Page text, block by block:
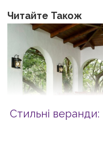
Читайте Також
Стильні веранди: